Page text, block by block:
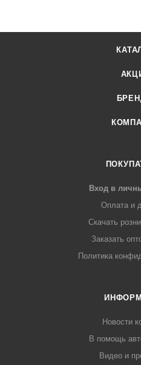
Вход в
Оплата и
Скачать
Заказать
Политика
Новости
В помощь
Видео и